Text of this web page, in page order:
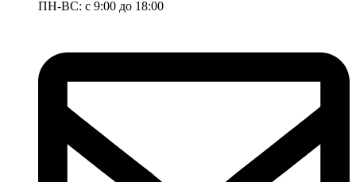
ПН-ВС: с 9:00 до 18:00